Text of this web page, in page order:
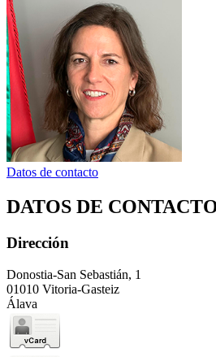
Datos de contacto
DATOS DE
Dirección
Donostia-San Sebastián, 1
01010 Vitoria-Gasteiz
Álava